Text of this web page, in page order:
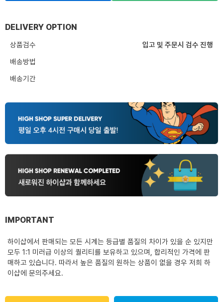
DELIVERY OPTION
상품검수
입고 및 주문시 검수 진행
배송방법
배송기간
IMPORTANT
하이샵에서 판매되는 모든 시계는 등급별 품질의 차이가 있을 순 있지만
모두 1:1 미러급 이상의 퀄리티를 보유하고 있으며, 합리적인 가격에 판
매하고 있습니다. 따라서 높은 품질의 원하는 상품이 없을 경우 저희 하
이샵에 문의주세요.